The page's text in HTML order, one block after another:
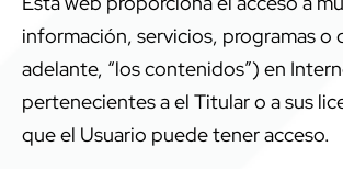
información, servicios, programas o
adelante, “los contenidos”) en
pertenecientes a el Titular o a sus
que el Usuario puede tener acceso.